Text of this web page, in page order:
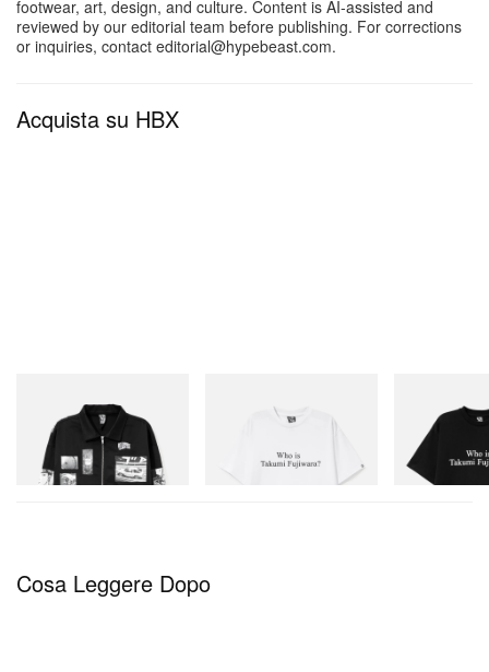
footwear, art, design, and culture. Content is AI-assisted and
reviewed by our editorial team before publishing. For corrections
or inquiries, contact editorial@hypebeast.com.
Acquista su HBX
Billionaire Boys Club X Initial
D Cotton Jacket
Acquista ora
Billionaire Boys Club X Initial
D Cotton T-Shirt 3
Acquista ora
Billionaire
D Cotton T-
Acquista ora
Cosa Leggere Dopo